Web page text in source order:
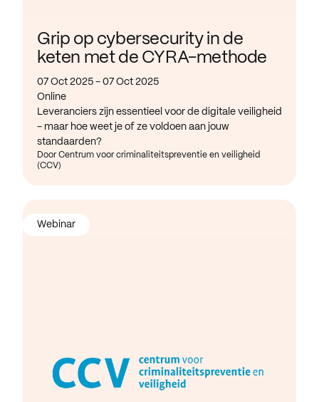
Grip op cybersecurity in de
keten met de CYRA-methode
07 Oct 2025 - 07 Oct 2025
Online
Leveranciers zijn essentieel voor de digitale veiligheid
- maar hoe weet je of ze voldoen aan jouw
standaarden?
Door Centrum voor criminaliteitspreventie en veiligheid
(CCV)
Webinar